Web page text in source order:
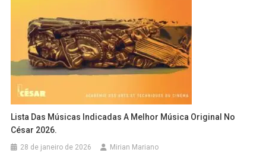
Lista Das Músicas Indicadas A Melhor Música Original No
César 2026.
28 de janeiro de 2026 Mirian Mariano